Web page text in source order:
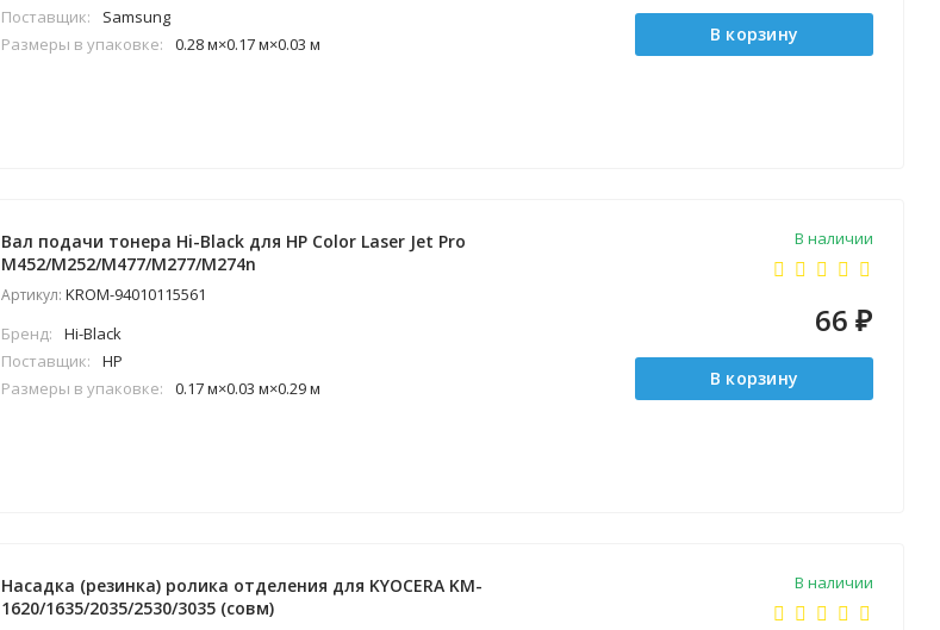
Поставщик:
Samsung
Размеры в упаковке:
0.28 м×0.17 м×0.03 м В корзину
Вал подачи тонера Hi-Black для HP Color Laser Jet Pro
M452/M252/M477/M277/M274n
Артикул: KROM-94010115561
Бренд:
Hi-Black
Поставщик:
HP
Размеры в упаковке:
0.17 м×0.03 м×0.29 м
В наличии
66 ₽
В корзину
Насадка (резинка) ролика отделения для KYOCERA KM-
1620/1635/2035/2530/3035 (совм)
В наличии